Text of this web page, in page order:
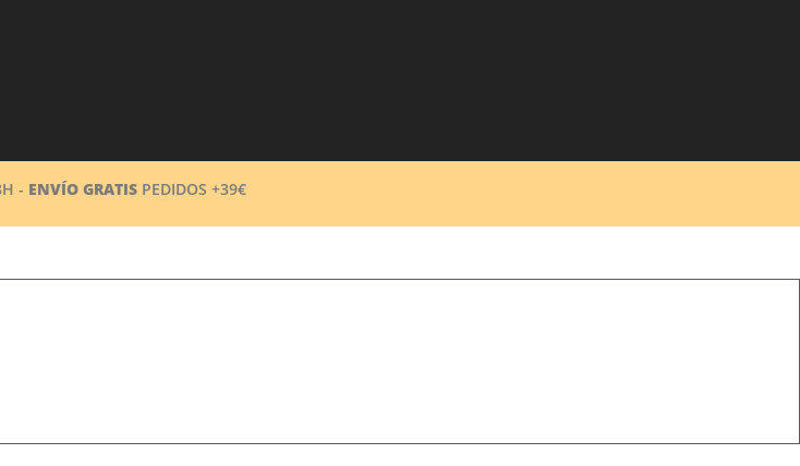
- ENVÍO GRATIS PEDIDOS +39€